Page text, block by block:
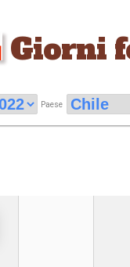
Giorni
Paese